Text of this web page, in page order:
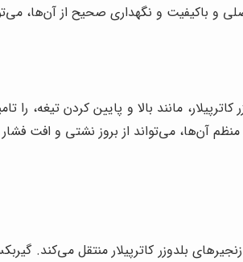
و باکیفیت و نگهداری صحیح از آن‌ها،
مانند بالا و پایین کردن
آن‌ها، می‌تواند از بروز نشتی و افت
بلدوزر کاترپیلار منتقل می‌کند.